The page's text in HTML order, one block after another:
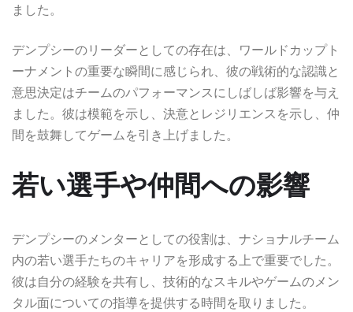
ました。
デンプシーのリーダーとしての存在は、ワールドカップト
ーナメントの重要な瞬間に感じられ、彼の戦術的な認識と
意思決定はチームのパフォーマンスにしばしば影響を与え
ました。彼は模範を示し、決意とレジリエンスを示し、仲
間を鼓舞してゲームを引き上げました。
若い選手や仲間への影響
デンプシーのメンターとしての役割は、ナショナルチーム
内の若い選手たちのキャリアを形成する上で重要でした。
彼は自分の経験を共有し、技術的なスキルやゲームのメン
タル面についての指導を提供する時間を取りました。